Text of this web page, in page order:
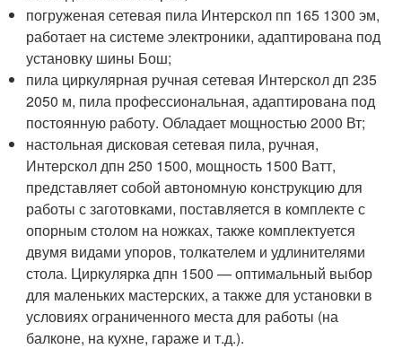
погруженая сетевая пила Интерскол пп 165 1300 эм,
работает на системе электроники, адаптирована под
установку шины Бош;
пила циркулярная ручная сетевая Интерскол дп 235
2050 м, пила профессиональная, адаптирована под
постоянную работу. Обладает мощностью 2000 Вт;
настольная дисковая сетевая пила, ручная,
Интерскол дпн 250 1500, мощность 1500 Ватт,
представляет собой автономную конструкцию для
работы с заготовками, поставляется в комплекте с
опорным столом на ножках, также комплектуется
двумя видами упоров, толкателем и удлинителями
стола. Циркулярка дпн 1500 — оптимальный выбор
для маленьких мастерских, а также для установки в
условиях ограниченного места для работы (на
балконе, на кухне, гараже и т.д.).